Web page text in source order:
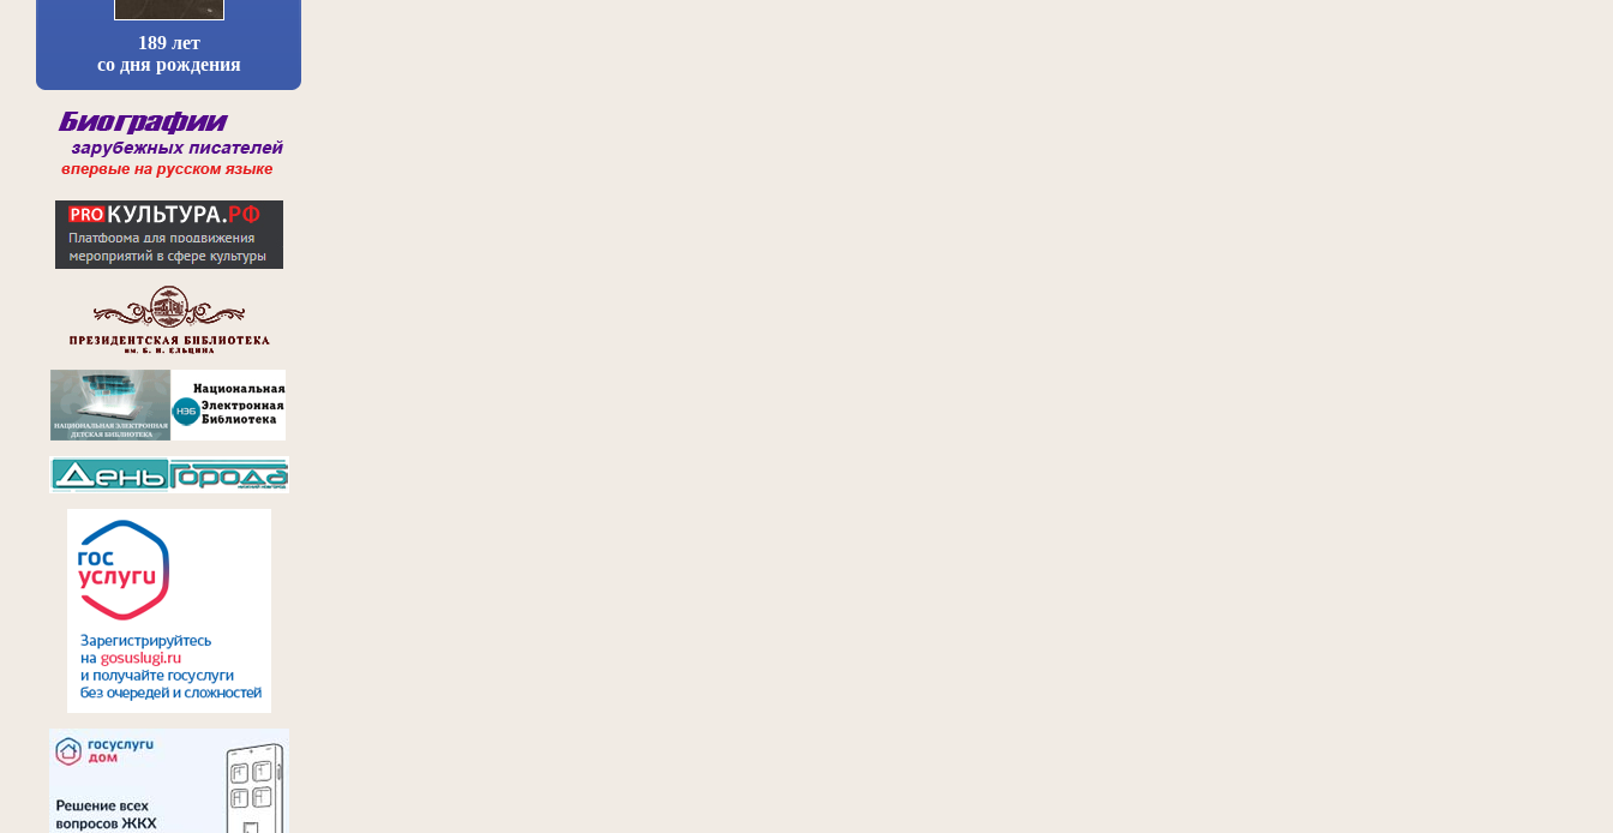
189 лет
со дня рождения